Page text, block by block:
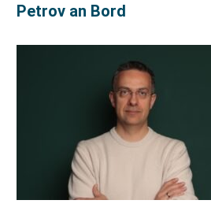
Petrov an Bord